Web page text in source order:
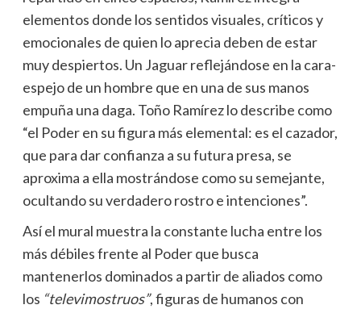
elementos donde los sentidos visuales, críticos y
emocionales de quien lo aprecia deben de estar
muy despiertos. Un Jaguar reflejándose en la cara-
espejo de un hombre que en una de sus manos
empuña una daga. Toño Ramírez lo describe como
“el Poder en su figura más elemental: es el cazador,
que para dar confianza a su futura presa, se
aproxima a ella mostrándose como su semejante,
ocultando su verdadero rostro e intenciones”.
Así el mural muestra la constante lucha entre los
más débiles frente al Poder que busca
mantenerlos dominados a partir de aliados como
los “televimostruos”, figuras de humanos con